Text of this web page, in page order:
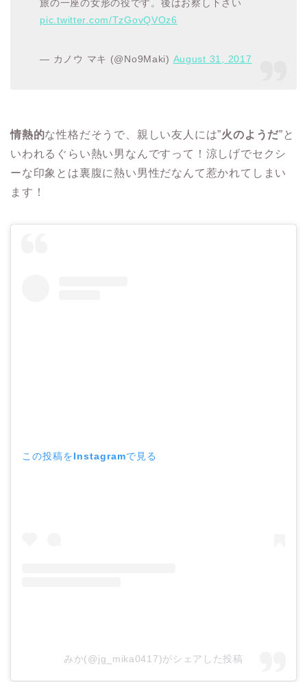
旅の一座の女形の役です。後はお察し下さい
pic.twitter.com/TzGovQVOz6
— カノウ マキ (@No9Maki) August 31, 2017
情熱的な性格だそうで、親しい友人には”火のようだ”と
いわれるぐらい熱い男なんですって！涼しげでセクシ
ーな印象とは裏腹に熱い男性だなんて惹かれてしまい
ます！
この投稿をInstagramで見る
みか(@jg_mika0417)がシェアした投稿